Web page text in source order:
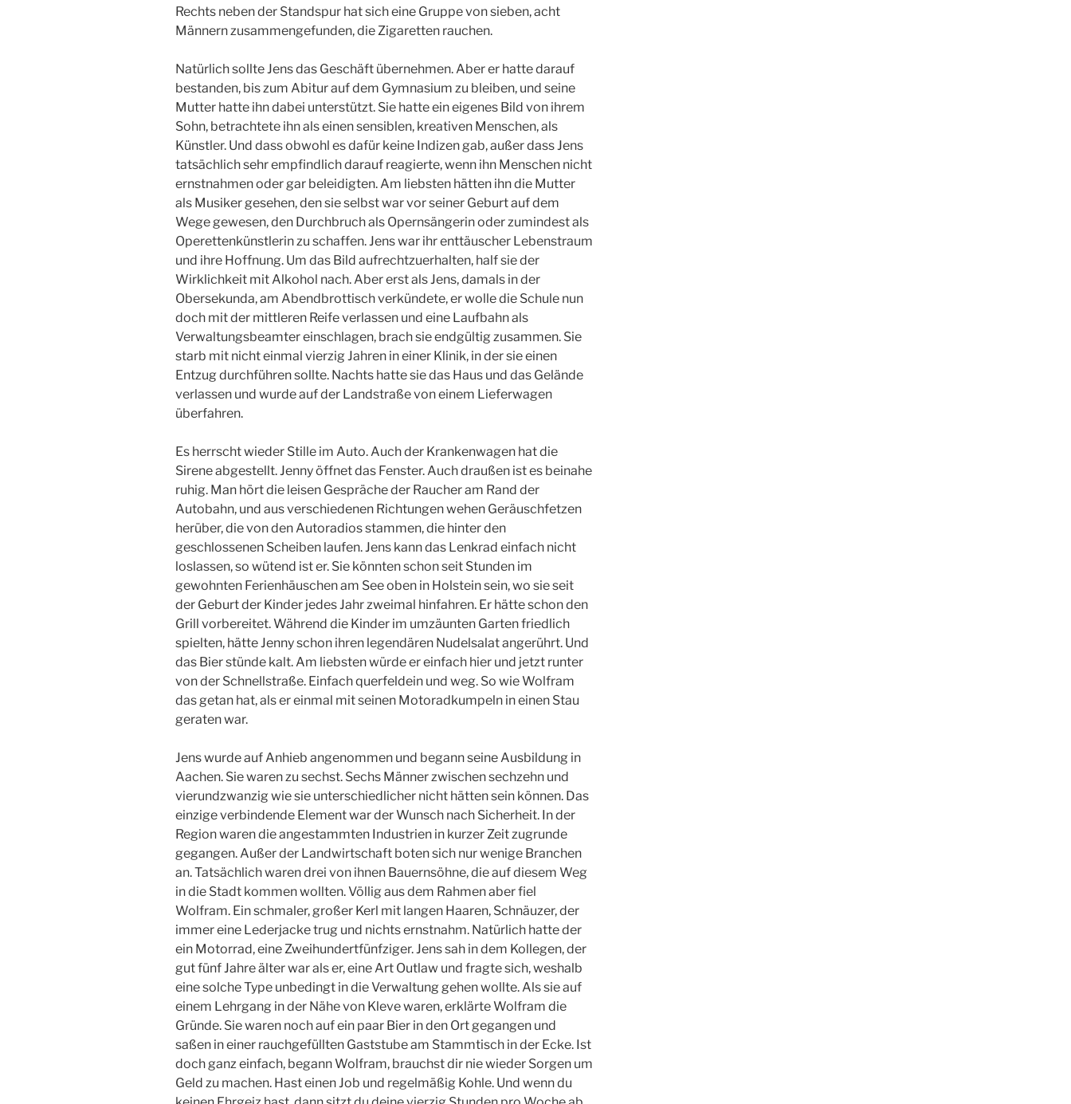
Rechts neben der Standspur hat sich eine Gruppe von sieben, acht
Männern zusammengefunden, die Zigaretten rauchen.
Natürlich sollte Jens das Geschäft übernehmen. Aber er hatte darauf
bestanden, bis zum Abitur auf dem Gymnasium zu bleiben, und seine
Mutter hatte ihn dabei unterstützt. Sie hatte ein eigenes Bild von ihrem
Sohn, betrachtete ihn als einen sensiblen, kreativen Menschen, als
Künstler. Und dass obwohl es dafür keine Indizen gab, außer dass Jens
tatsächlich sehr empfindlich darauf reagierte, wenn ihn Menschen nicht
ernstnahmen oder gar beleidigten. Am liebsten hätten ihn die Mutter
als Musiker gesehen, den sie selbst war vor seiner Geburt auf dem
Wege gewesen, den Durchbruch als Opernsängerin oder zumindest als
Operettenkünstlerin zu schaffen. Jens war ihr enttäuscher Lebenstraum
und ihre Hoffnung. Um das Bild aufrechtzuerhalten, half sie der
Wirklichkeit mit Alkohol nach. Aber erst als Jens, damals in der
Obersekunda, am Abendbrottisch verkündete, er wolle die Schule nun
doch mit der mittleren Reife verlassen und eine Laufbahn als
Verwaltungsbeamter einschlagen, brach sie endgültig zusammen. Sie
starb mit nicht einmal vierzig Jahren in einer Klinik, in der sie einen
Entzug durchführen sollte. Nachts hatte sie das Haus und das Gelände
verlassen und wurde auf der Landstraße von einem Lieferwagen
überfahren.
Es herrscht wieder Stille im Auto. Auch der Krankenwagen hat die
Sirene abgestellt. Jenny öffnet das Fenster. Auch draußen ist es beinahe
ruhig. Man hört die leisen Gespräche der Raucher am Rand der
Autobahn, und aus verschiedenen Richtungen wehen Geräuschfetzen
herüber, die von den Autoradios stammen, die hinter den
geschlossenen Scheiben laufen. Jens kann das Lenkrad einfach nicht
loslassen, so wütend ist er. Sie könnten schon seit Stunden im
gewohnten Ferienhäuschen am See oben in Holstein sein, wo sie seit
der Geburt der Kinder jedes Jahr zweimal hinfahren. Er hätte schon den
Grill vorbereitet. Während die Kinder im umzäunten Garten friedlich
spielten, hätte Jenny schon ihren legendären Nudelsalat angerührt. Und
das Bier stünde kalt. Am liebsten würde er einfach hier und jetzt runter
von der Schnellstraße. Einfach querfeldein und weg. So wie Wolfram
das getan hat, als er einmal mit seinen Motoradkumpeln in einen Stau
geraten war.
Jens wurde auf Anhieb angenommen und begann seine Ausbildung in
Aachen. Sie waren zu sechst. Sechs Männer zwischen sechzehn und
vierundzwanzig wie sie unterschiedlicher nicht hätten sein können. Das
einzige verbindende Element war der Wunsch nach Sicherheit. In der
Region waren die angestammten Industrien in kurzer Zeit zugrunde
gegangen. Außer der Landwirtschaft boten sich nur wenige Branchen
an. Tatsächlich waren drei von ihnen Bauernsöhne, die auf diesem Weg
in die Stadt kommen wollten. Völlig aus dem Rahmen aber fiel
Wolfram. Ein schmaler, großer Kerl mit langen Haaren, Schnäuzer, der
immer eine Lederjacke trug und nichts ernstnahm. Natürlich hatte der
ein Motorrad, eine Zweihundertfünfziger. Jens sah in dem Kollegen, der
gut fünf Jahre älter war als er, eine Art Outlaw und fragte sich, weshalb
eine solche Type unbedingt in die Verwaltung gehen wollte. Als sie auf
einem Lehrgang in der Nähe von Kleve waren, erklärte Wolfram die
Gründe. Sie waren noch auf ein paar Bier in den Ort gegangen und
saßen in einer rauchgefüllten Gaststube am Stammtisch in der Ecke. Ist
doch ganz einfach, begann Wolfram, brauchst dir nie wieder Sorgen um
Geld zu machen. Hast einen Job und regelmäßig Kohle. Und wenn du